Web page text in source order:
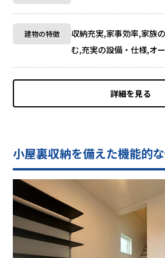
建物の特徴
収納充実,家事効率,家族
む,充実の設備・仕様,オ
詳細を見る
小屋裏収納を備えた機能的